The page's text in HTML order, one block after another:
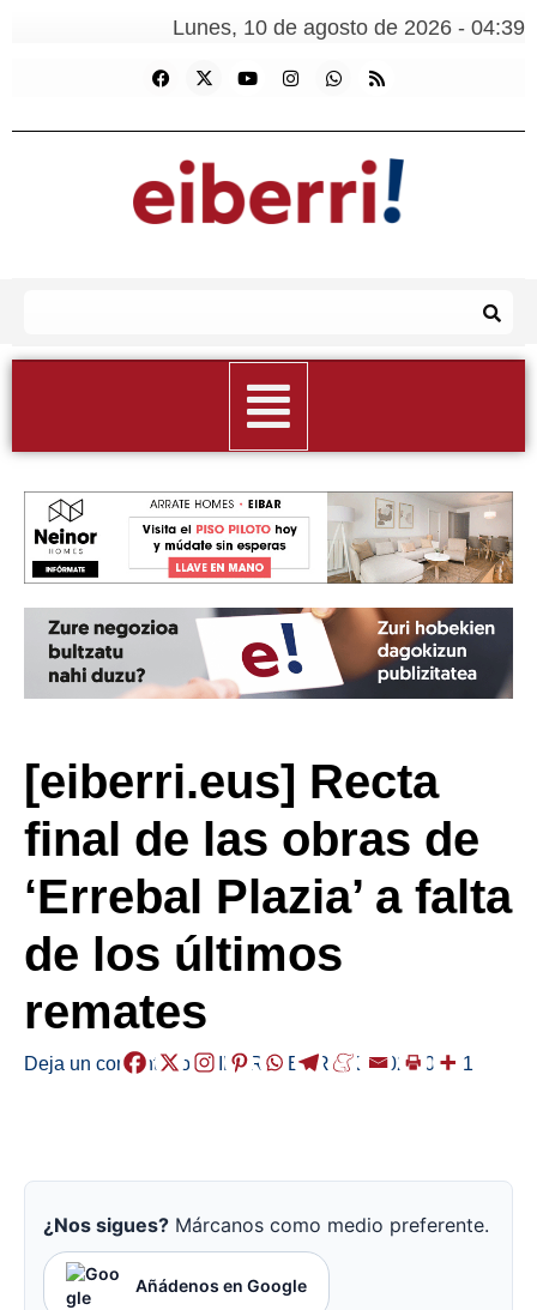
Lunes, 10 de agosto de 2026 - 04:39
[eiberri.eus] Recta
final de las obras de
‘Errebal Plazia’ a falta
de los últimos
remates
Deja un comentario /EIBAR ,HERRIAK /2021-06-01
¿Nos sigues? Márcanos como medio preferente.
Añádenos en Google